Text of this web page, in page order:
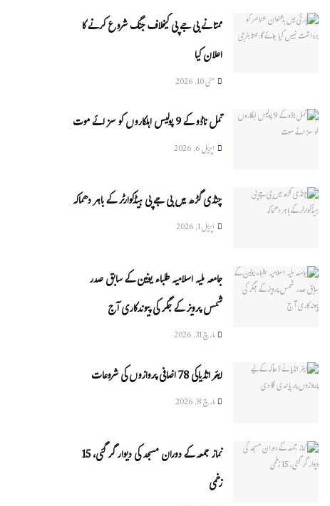
ممتا نے بی جے پی کیخلاف جنگ شروع کرنے کا
اعلان کیا
مئی 10, 2026
تمل ناڈو کے 9 پولیس اہلکاروں کو سزائے موت
اپریل 6, 2026
چنڈی گڑھ میں بی جے پی ہیڈکوارٹر کے باہر دھماکہ
اپریل 1, 2026
جامعہ ملیہ اسلامیہ طلباء یونین کے سابق صدر
شمس پرویز کے جگر کی پیوندکاری آج
مارچ 31, 2026
ایئر انڈیاکی 78 اضافی پروازوں کی شروعات
مارچ 8, 2026
نماز جمعہ کے دوران مسجد کی دیوار گر گئی، 15
زخمی